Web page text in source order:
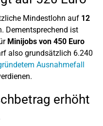
Mindestlohn auf 12
Dementsprechend ist
Minijobs von 450 Euro
also grundsätzlich 6.240
Ausnahmefall
erhöht